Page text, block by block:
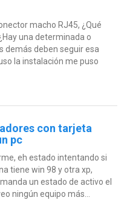
macho RJ45, ¿Qué
una determinada o
demás deben seguir esa
la instalación me puso
con tarjeta
pc
eh estado intentando si
tiene win 98 y otra xp,
un estado de activo el
ningún equipo más...